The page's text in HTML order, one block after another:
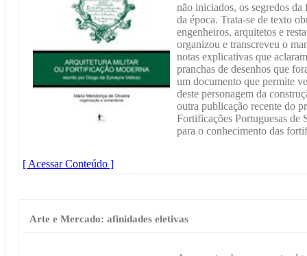
não iniciados, os segredos
da época. Trata-se de texto
engenheiros, arquitetos e
organizou e transcreveu o
notas explicativas que
pranchas de desenhos que
um documento que permite
deste personagem da
outra publicação recente do
Fortificações Portuguesas de
para o conhecimento das
[ Acessar Conteúdo ]
Arte e Mercado: afinidades eletivas